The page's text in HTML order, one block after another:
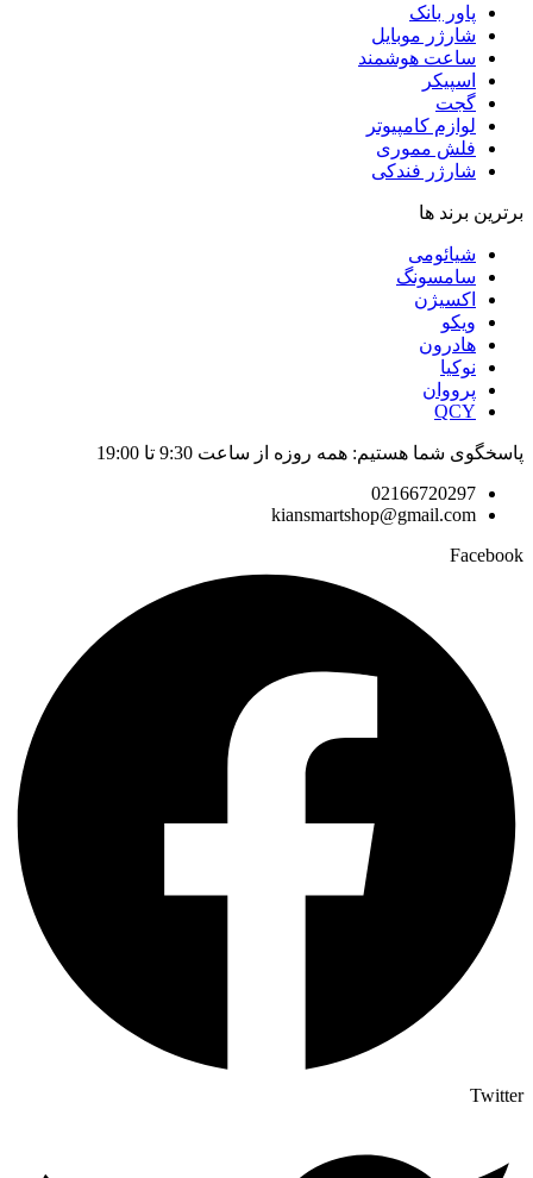
پاور بانک
شارژر موبایل
ساعت هوشمند
اسپیکر
گجت
لوازم کامپیوتر
فلش مموری
شارژر فندکی
برترین برند ها
شیائومی
سامسونگ
اکسیژن
ویکو
هادرون
نوکیا
پرووان
QCY
پاسخگوی شما هستیم: همه روزه از ساعت 9:30 تا 19:00
02166720297
kiansmartshop@gmail.com
Facebook
Twitter